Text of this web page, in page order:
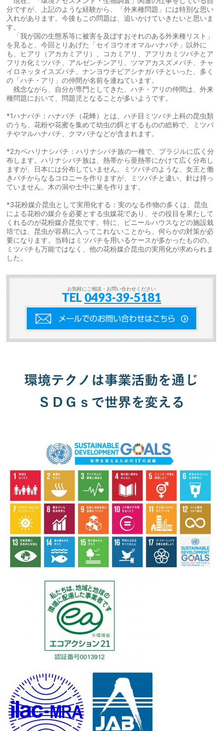
分ですが、上記のような経験から、「外来種問題」には特別な思い
入れがあります。今後もこの問題は、追いかけていきたいと思いま
す。
「我が国の生態系等に被害を及ぼすおそれのある外来種リスト」
を見ると、今回とりあげた「セイヨウオオマルハナバチ」以外に
も、ヒアリ（アカカミアリ）、コカミアリ、アフリカミツバチとア
フリカ化ミツバチ、アルゼンチンアリ、ツマアカスズメバチ、チャ
イロネッタイスズバチ、ナンヨウチビアシナガバチといった、多く
の「ハチ・アリ」の仲間が名前を連ねています。
残念ながら、自分が専門としてきた、ハチ・アリの仲間は、外来
種問題において、問題児となることが多いようです。
*1ハナバチ：ハナバチ（花蜂）とは、ハチ目ミツバチ上科の昆虫類
のうち、花粉や花蜜を集めて幼虫の餌とするものの総称で、ミツバ
チやマルハナバチ、クマバチなどが含まれます。
*2カベハリナシバチ：ハリナシバチ族の一種で、ブラジルに広く分
布します。ハリナシバチ族は、熱帯から亜熱帯にかけて広く分布し
ますが、日本には分布していません。ミツバチのような、女王と働
きバチからなるコロニーを作りますが、ミツバチと違い、針は持っ
ていません。木の洞や土中に巣を作ります。
*3花粉媒介昆虫として実用化する：実のなる作物の多くは、昆虫
による花粉の媒介を必要とする虫媒花であり、その役目を果たして
くれるのが花粉媒介昆虫です。特に、ビニールハウスなどの施設栽
培では、昆虫が容易に入ってこれないことから、何らかの対策が必
要になります。当時はミツバチを用いるケースが多かったものの、
ミツバチも万能ではなく、他の花粉媒介昆虫の実用化が求められま
した。
お気軽にご相談・お問い合わせください
TEL 0493-39-5181